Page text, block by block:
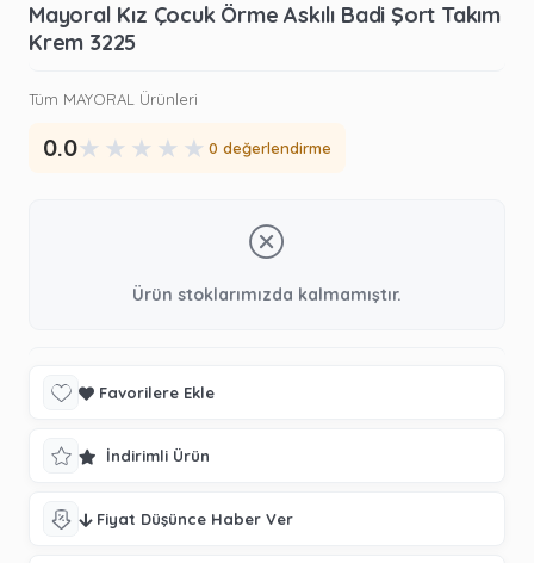
Mayoral Kız Çocuk Örme Askılı Badi Şort Takım
Krem 3225
Tüm MAYORAL Ürünleri
0.0★ ★ ★ ★ ★ 0 değerlendirme
Ürün stoklarımızda kalmamıştır.
Favorilere Ekle
İndirimli Ürün
Fiyat Düşünce Haber Ver